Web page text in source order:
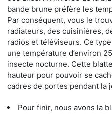
bande brune préfère les
Par conséquent, vous le
radiateurs, des cuisinières,
radios et téléviseurs. Ce
une température d’environ
insecte nocturne. Cette
hauteur pour pouvoir se
cadres de portes pendant la
Pour finir, nous avons la